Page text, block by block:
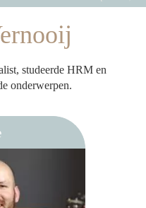
studeerde HRM en
onderwerpen.